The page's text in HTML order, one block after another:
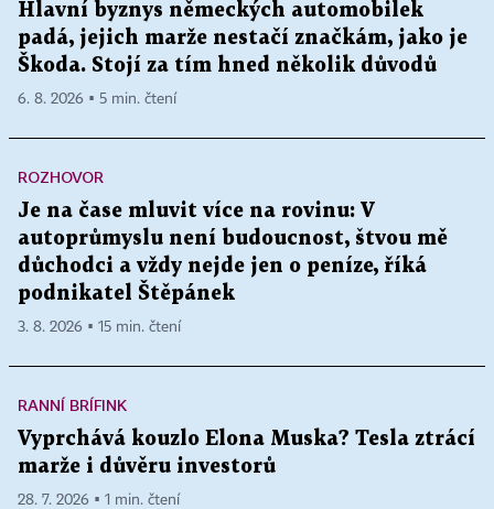
Hlavní byznys německých automobilek
padá, jejich marže nestačí značkám, jako je
Škoda. Stojí za tím hned několik důvodů
6. 8. 2026 ▪ 5 min. čtení
ROZHOVOR
Je na čase mluvit více na rovinu: V
autoprůmyslu není budoucnost, štvou mě
důchodci a vždy nejde jen o peníze, říká
podnikatel Štěpánek
3. 8. 2026 ▪ 15 min. čtení
RANNÍ BRÍFINK
Vyprchává kouzlo Elona Muska? Tesla ztrácí
marže i důvěru investorů
28. 7. 2026 ▪ 1 min. čtení